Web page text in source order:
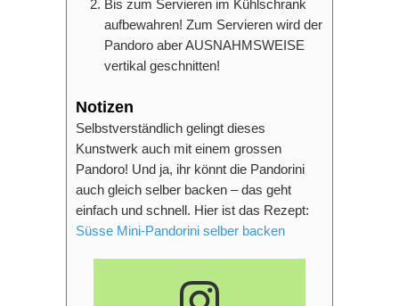
Bis zum Servieren im Kühlschrank
aufbewahren! Zum Servieren wird der
Pandoro aber AUSNAHMSWEISE
vertikal geschnitten!
Notizen
Selbstverständlich gelingt dieses
Kunstwerk auch mit einem grossen
Pandoro! Und ja, ihr könnt die Pandorini
auch gleich selber backen – das geht
einfach und schnell. Hier ist das Rezept:
Süsse Mini-Pandorini selber backen